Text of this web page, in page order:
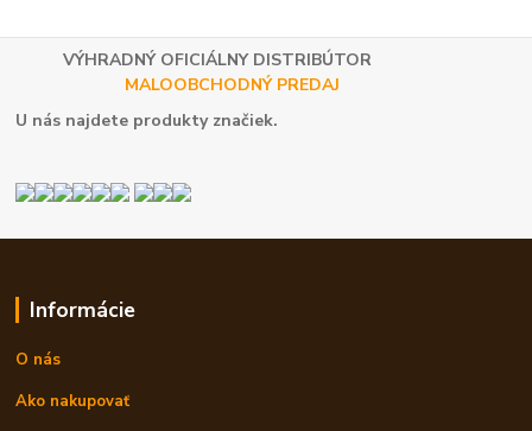
VÝHRADNÝ OFICIÁLNY DISTRIBÚTOR
MALOOBCHODNÝ PREDAJ
U nás najdete produkty značiek.
Informácie
O nás
Ako nakupovať